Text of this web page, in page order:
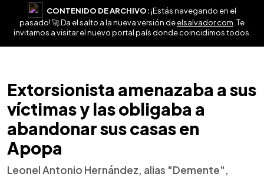
CONTENIDO DE ARCHIVO:¡Estás navegando en el
pasado! 🚀 Da el salto a la nueva versión deelsalvador.com . Te
invitamos a visitar el nuevo portal país donde coincidimos todos.
Extorsionista amenazaba a sus
víctimas y las obligaba a
abandonar sus casas en
Apopa
Leonel Antonio Hernández, alias "Demente",